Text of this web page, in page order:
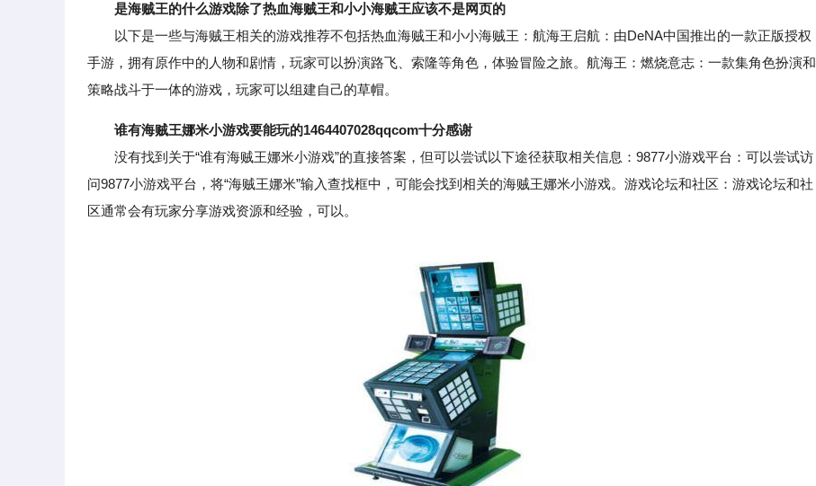
是海贼王的什么游戏除了热血海贼王和小小海贼王应该不是网页的
以下是一些与海贼王相关的游戏推荐不包括热血海贼王和小小海贼王：航海王启航：由DeNA中国推出的一款正版授权
手游，拥有原作中的人物和剧情，玩家可以扮演路飞、索隆等角色，体验冒险之旅。航海王：燃烧意志：一款集角色扮演和
策略战斗于一体的游戏，玩家可以组建自己的草帽。
谁有海贼王娜米小游戏要能玩的1464407028qqcom十分感谢
没有找到关于“谁有海贼王娜米小游戏”的直接答案，但可以尝试以下途径获取相关信息：9877小游戏平台：可以尝试访
问9877小游戏平台，将“海贼王娜米”输入查找框中，可能会找到相关的海贼王娜米小游戏。游戏论坛和社区：游戏论坛和社
区通常会有玩家分享游戏资源和经验，可以。